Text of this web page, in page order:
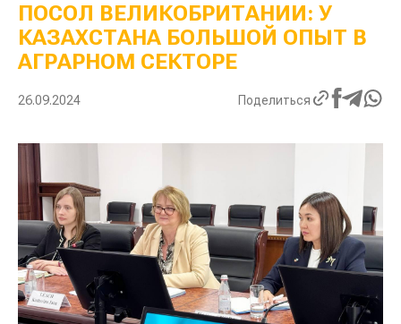
ПОСОЛ ВЕЛИКОБРИТАНИИ: У
КАЗАХСТАНА БОЛЬШОЙ ОПЫТ В
АГРАРНОМ СЕКТОРЕ
26.09.2024 Поделиться